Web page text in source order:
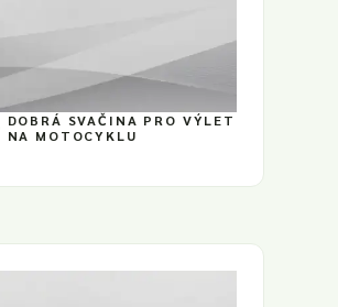
DOBRÁ SVAČINA PRO VÝLET
NA MOTOCYKLU